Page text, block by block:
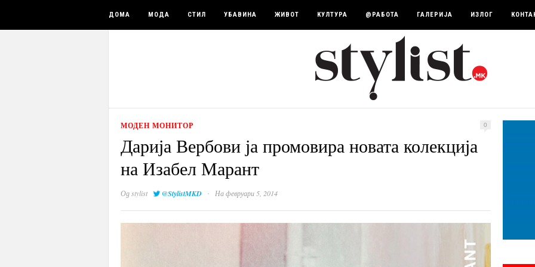
ДОМА МОДА СТИЛ УБАВИНА ЖИВОТ КУЛТУРА @РАБОТА ГАЛЕРИЈА ИЗЛОГ
МОДЕН МОНИТОР 0
Дарија Вербови ја промовира новата колекција
на Изабел Марант
Одstylist @StylistMKD · На февруари 5, 2014